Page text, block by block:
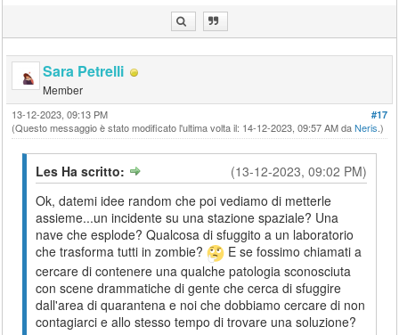
Sara Petrelli
Member
#17
13-12-2023, 09:13 PM
(Questo messaggio è stato modificato l'ultima volta il: 14-12-2023, 09:57 AM daNeris.)
(13-12-2023, 09:02 PM)
Les Ha scritto:
Ok, datemi idee random che poi vediamo di metterle
assieme...un incidente su una stazione spaziale? Una
nave che esplode? Qualcosa di sfuggito a un laboratorio
che trasforma tutti in zombie?
E se fossimo chiamati a
cercare di contenere una qualche patologia sconosciuta
con scene drammatiche di gente che cerca di sfuggire
dall'area di quarantena e noi che dobbiamo cercare di non
contagiarci e allo stesso tempo di trovare una soluzione?